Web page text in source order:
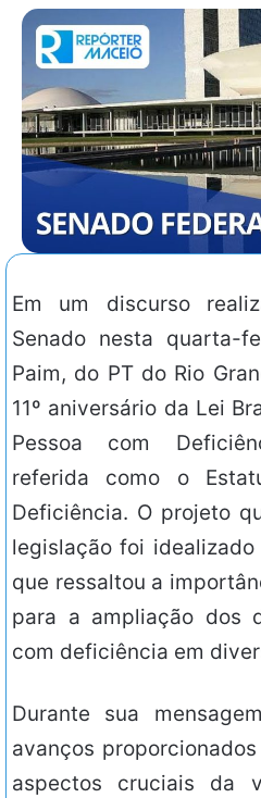
Em um discurso
Senado nesta quarta-
Paim, do PT do Rio
11º aniversário da Lei
Pessoa com
referida como o
Deficiência. O projeto
legislação foi
que ressaltou a
para a ampliação dos
com deficiência em
Durante sua
avanços
aspectos cruciais da